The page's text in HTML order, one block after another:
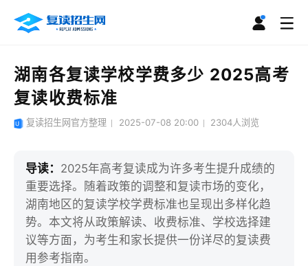
湖南各复读学校学费多少 2025高考
复读收费标准
复读招生网官方整理 2025-07-08 20:00 2304人浏览
导读： 2025年高考复读成为许多考生提升成绩的
重要选择。随着政策的调整和复读市场的变化，
湖南地区的复读学校学费标准也呈现出多样化趋
势。本文将从政策解读、收费标准、学校选择建
议等方面，为考生和家长提供一份详尽的复读费
用参考指南。